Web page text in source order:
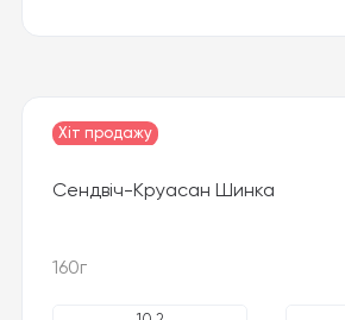
Хіт продажу
Сендвіч-Круасан Шинка
160г